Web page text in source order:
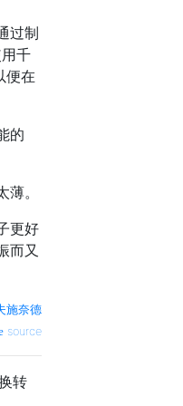
过制
千
便在
的
。
更好
而又
施奈德
source
转